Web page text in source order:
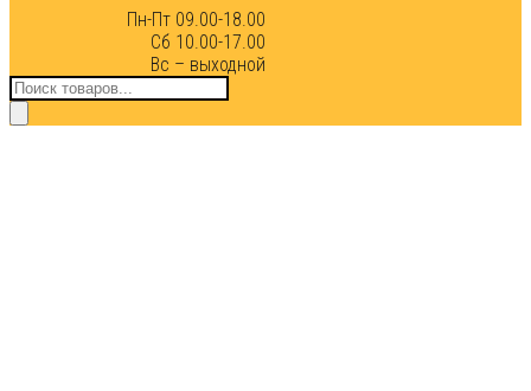
Пн-Пт 09.00-18.00
Сб 10.00-17.00
Вс – выходной
Поиск
товаров